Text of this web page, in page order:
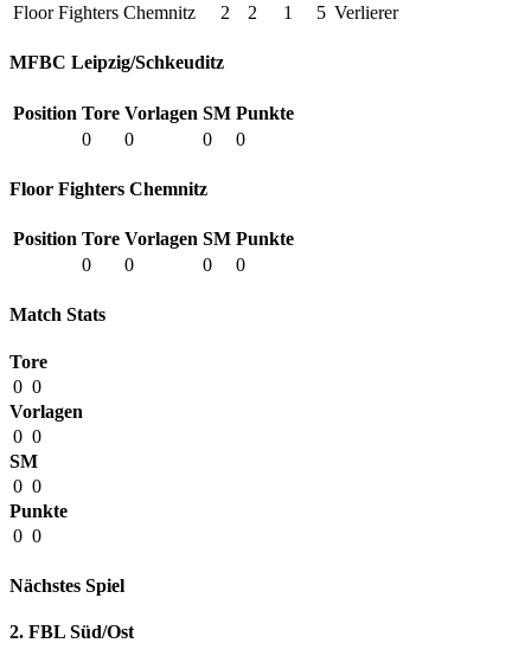
Floor Fighters Chemnitz
2 2 1 5 Verlierer
MFBC Leipzig/Schkeuditz
Position Tore Vorlagen SM Punkte
0
0 0 0
Floor Fighters Chemnitz
Position Tore Vorlagen SM Punkte
0
0 0 0
Match Stats
Tore
0 0
Vorlagen
0 0
SM
0 0
Punkte
0 0
Nächstes Spiel
2. FBL Süd/Ost